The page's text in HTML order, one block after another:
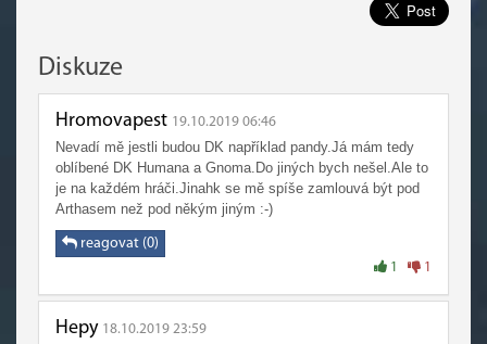
Diskuze
Hromovapest 19.10.2019 06:46
Nevadí mě jestli budou DK například pandy.Já mám tedy
oblíbené DK Humana a Gnoma.Do jiných bych nešel.Ale to
je na každém hráči.Jinahk se mě spíše zamlouvá být pod
Arthasem než pod někým jiným :-)
reagovat (0)
1 1
Hepy 18.10.2019 23:59